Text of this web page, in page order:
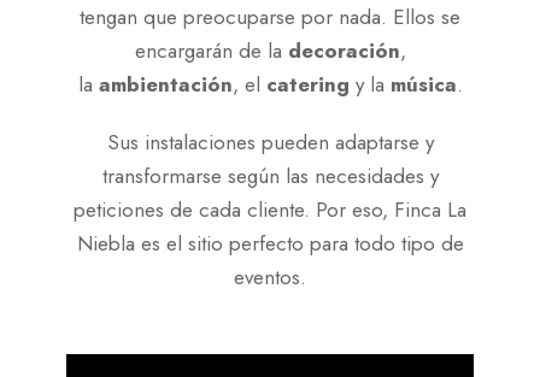
tengan que preocuparse por nada. Ellos se
encargarán de la decoración,
la ambientación, el catering y la música.
Sus instalaciones pueden adaptarse y
transformarse según las necesidades y
peticiones de cada cliente. Por eso, Finca La
Niebla es el sitio perfecto para todo tipo de
eventos.